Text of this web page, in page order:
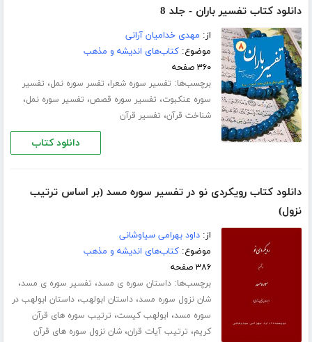
دانلود کتاب تفسیر باران - جلد 8
از: مهدی خدامیان آرانی
موضوع:کتاب‌های اندیشه و مذهب
۳۶۰ صفحه
برچسب‌ها: تفسیر سوره شعرا، تفسر سوره نمل، تفسیر
سوره عنکبوت، تفسیر سوره قصص، تفسیر سوره نمل،
شناخت قرآن، تفسیر قرآن
دانلود کتاب
دانلود کتاب رویکردی نو در تفسیر سوره مسد (بر اساس ترتیب
نزول)
از:داود بهرامی سیاوشانی
موضوع:کتاب‌های اندیشه و مذهب
۳۸۶ صفحه
برچسب‌ها:داستان سوره ی مسد، تفسیر سوره ی مسد،
شان نزول سوره مسد،داستان ابولهب،داستان ابولهب در
سوره مسد، ابولهب کیست، ترتیب سوره های قرآن
کریم، ترتیب آیات قران،شان نزول سوره های قرآن